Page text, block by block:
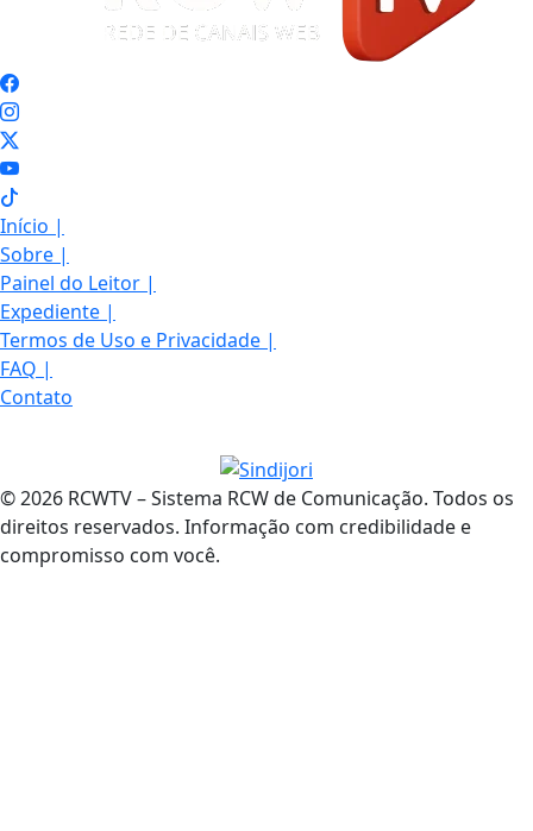
Início |
Sobre |
Painel do Leitor |
Expediente |
Termos de Uso e Privacidade |
FAQ |
Contato
© 2026 RCWTV – Sistema RCW de Comunicação. Todos os
direitos reservados. Informação com credibilidade e
compromisso com você.